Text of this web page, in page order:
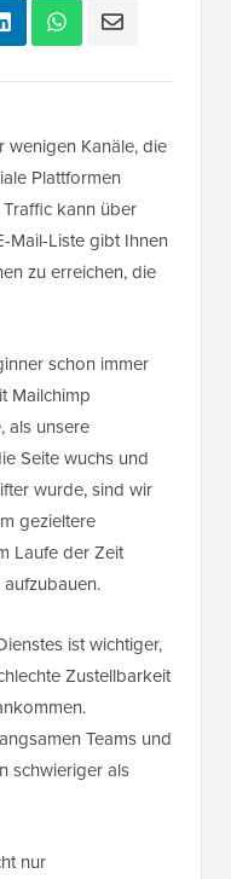
wenigen Kanäle, die
Plattformen
kann über
Mail-Liste gibt Ihnen
zu erreichen, die
schon immer
Mailchimp
als unsere
Seite wuchs und
wurde, sind wir
gezieltere
Laufe der Zeit
ist wichtiger,
Zustellbarkeit
Teams und
schwieriger als
nur